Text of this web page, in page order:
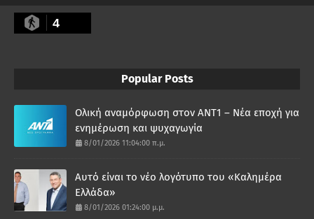
4
Popular Posts
Ολική αναμόρφωση στον ΑΝΤ1 – Νέα εποχή για
ενημέρωση και ψυχαγωγία
8/01/2026 11:04:00 π.μ.
Αυτό είναι το νέο λογότυπο του «Καλημέρα
Ελλάδα»
8/01/2026 01:24:00 μ.μ.